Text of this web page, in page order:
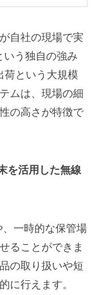
自社の現場で実
いう独自の強み
荷という大規模
ムは、現場の細
の高さが特徴で
を活用した無線
一時的な保管場
ることができま
の取り扱いや短
に行えます。